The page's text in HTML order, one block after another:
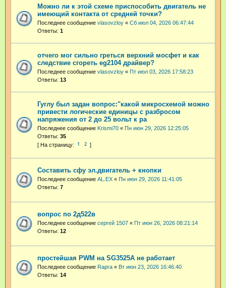
Можно ли к этой схеме приспособить двигатель не
имеющий контакта от средней точки?
Последнее сообщение vlasovzloy « Сб июл 04, 2026 06:47:44
Ответы: 1
отчего мог сильно греться верхний мосфет и как
следствие сгореть eg2104 драйвер?
Последнее сообщение vlasovzloy « Пт июл 03, 2026 17:58:23
Ответы: 13
Гуглу был задан вопрос:"какой микросхемой можно
привести логические единицы с разбросом
напряжения от 2 до 25 вольт к ра
Последнее сообщение Krismi70 « Пн июн 29, 2026 12:25:05
Ответы: 35
1 2
Составить сфу эл.двигатель + кнопки
Последнее сообщение AL.EX « Пн июн 29, 2026 11:41:05
Ответы: 7
вопрос по 2д522в
Последнее сообщение сергей 1507 « Пт июн 26, 2026 08:21:14
Ответы: 12
простейшая PWM на SG3525A не работает
Последнее сообщение Rapra « Вт июн 23, 2026 16:46:40
Ответы: 14